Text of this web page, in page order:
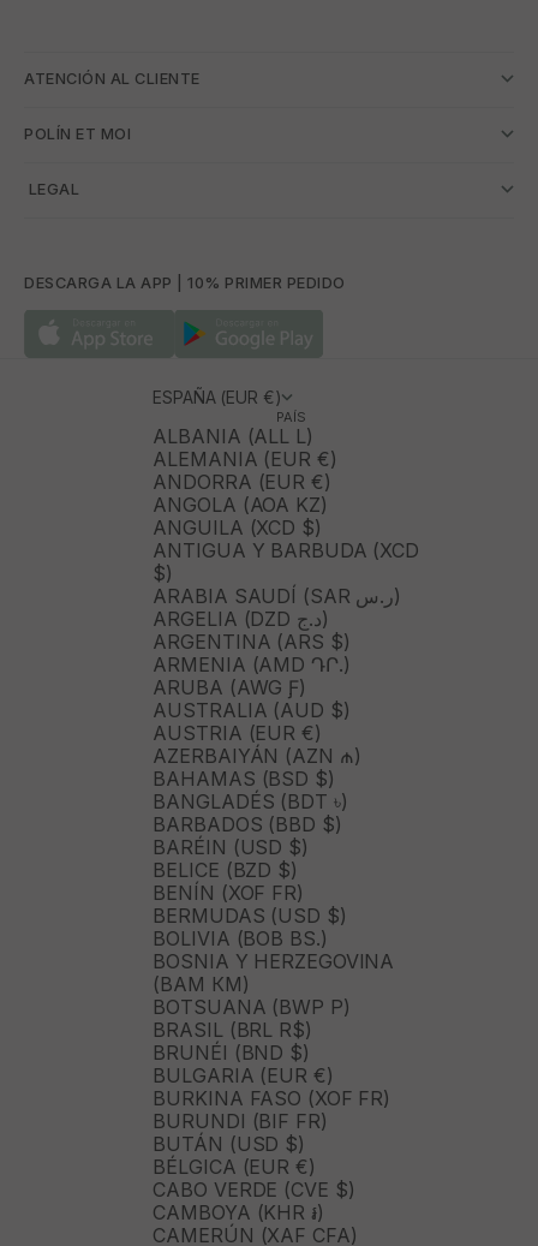
ATENCIÓN AL CLIENTE
POLÍN ET MOI
­ LEGAL
DESCARGA LA APP | 10% PRIMER PEDIDO
ESPAÑA (EUR €)
PAÍS
ALBANIA (ALL L)
ALEMANIA (EUR €)
ANDORRA (EUR €)
ANGOLA (AOA KZ)
ANGUILA (XCD $)
ANTIGUA Y BARBUDA (XCD
$)
ARABIA SAUDÍ (SAR ر.س)
ARGELIA (DZD د.ج)
ARGENTINA (ARS $)
ARMENIA (AMD ԴՐ.)
ARUBA (AWG Ƒ)
AUSTRALIA (AUD $)
AUSTRIA (EUR €)
AZERBAIYÁN (AZN ₼)
BAHAMAS (BSD $)
BANGLADÉS (BDT ৳)
BARBADOS (BBD $)
BARÉIN (USD $)
BELICE (BZD $)
BENÍN (XOF FR)
BERMUDAS (USD $)
BOLIVIA (BOB BS.)
BOSNIA Y HERZEGOVINA
(BAM КМ)
BOTSUANA (BWP P)
BRASIL (BRL R$)
BRUNÉI (BND $)
BULGARIA (EUR €)
BURKINA FASO (XOF FR)
BURUNDI (BIF FR)
BUTÁN (USD $)
BÉLGICA (EUR €)
CABO VERDE (CVE $)
CAMBOYA (KHR ៛)
CAMERÚN (XAF CFA)